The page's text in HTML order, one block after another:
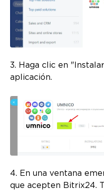
3. Haga clic en
aplicación.
4. En una ventana
que acepten Bitrix24.